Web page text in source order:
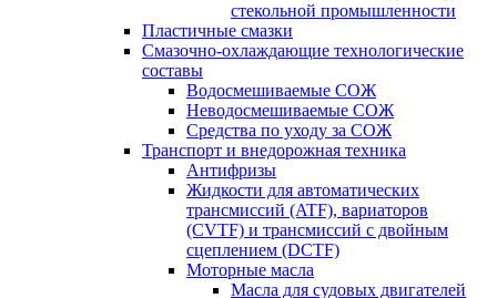
стекольной промышленности
Пластичные смазки
Смазочно-охлаждающие технологические
составы
Водосмешиваемые СОЖ
Неводосмешиваемые СОЖ
Средства по уходу за СОЖ
Транспорт и внедорожная техника
Антифризы
Жидкости для автоматических
трансмиссий (ATF), вариаторов
(CVTF) и трансмиссий с двойным
сцеплением (DCTF)
Моторные масла
Масла для судовых двигателей